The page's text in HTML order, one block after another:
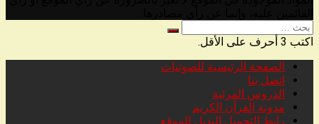
البحث
عن
اكتب 3 أحرف على الأقل.
الصفحة الرئيسية للصوتيات
اتصل بنا
الدروس المرئية
مدونة القرآن الكريم
رابط التحميل البديل للموقع